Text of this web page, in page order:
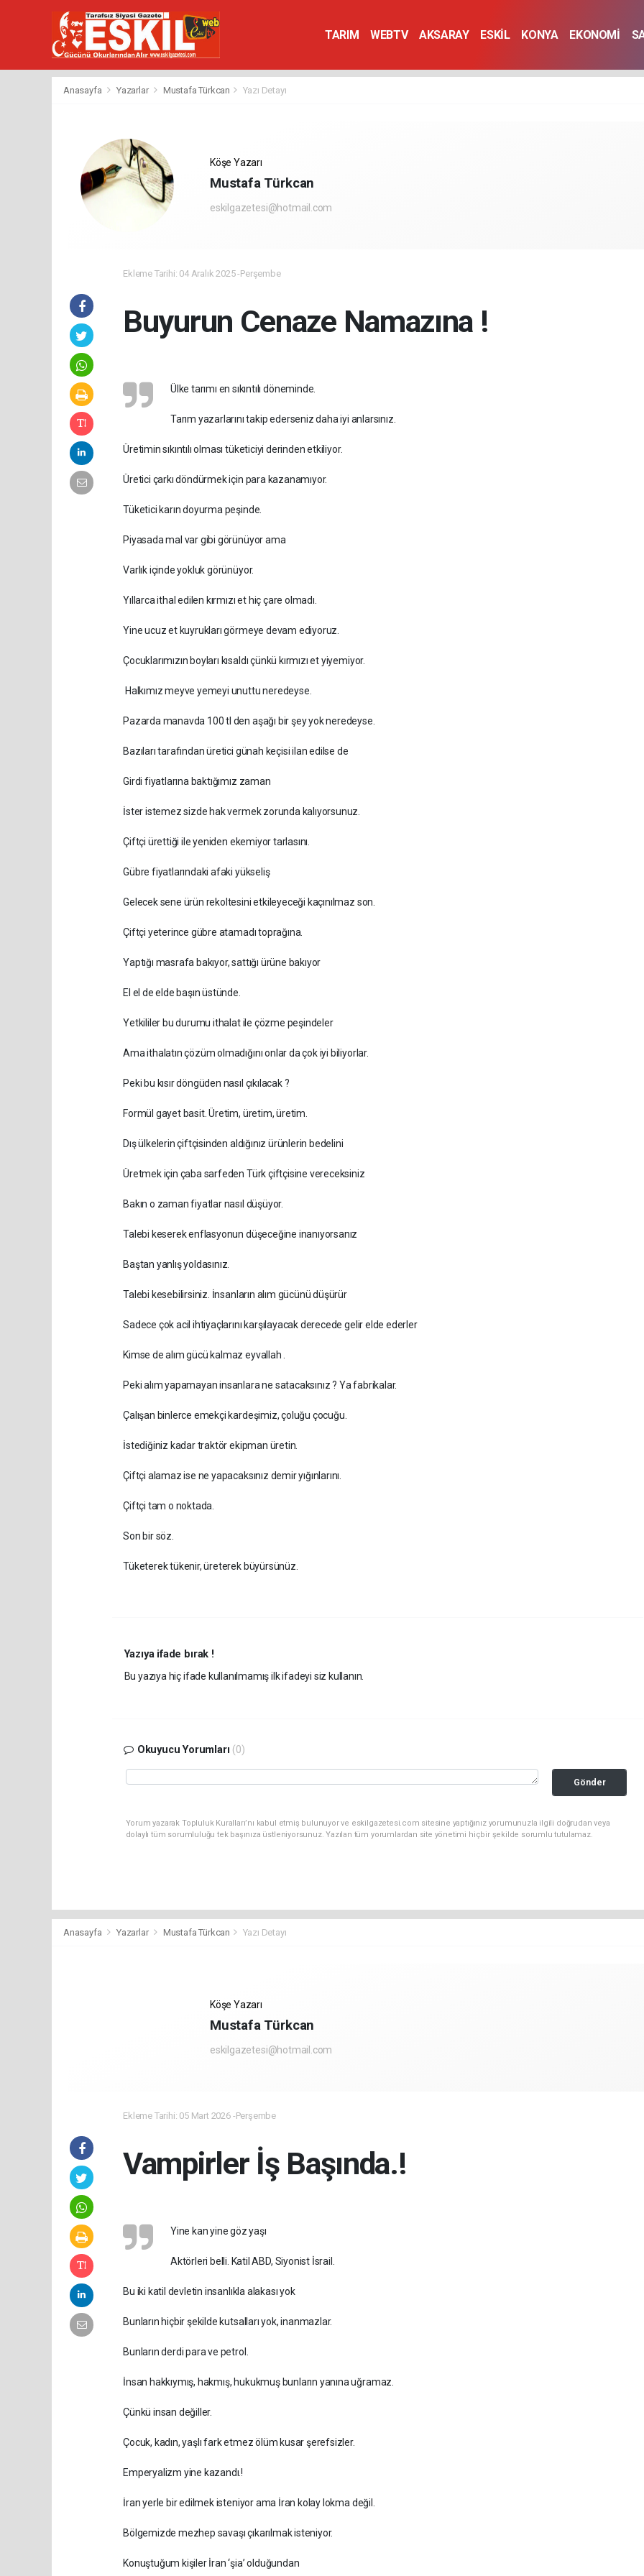
TARIM WEBTV AKSARAY ESKİL KONYA EKONOMİ
Anasayfa Yazarlar Mustafa Türkcan Yazı Detayı
Köşe Yazarı
Mustafa Türkcan
eskilgazetesi@hotmail.com
Ekleme Tarihi: 04 Aralık 2025 -Perşembe
Buyurun Cenaze Namazına !
Ülke tarımı en sıkıntılı döneminde.
Tarım yazarlarını takip ederseniz daha iyi anlarsınız.
Üretimin sıkıntılı olması tüketiciyi derinden etkiliyor.
Üretici çarkı döndürmek için para kazanamıyor.
Tüketici karın doyurma peşinde.
Piyasada mal var gibi görünüyor ama
Varlık içinde yokluk görünüyor.
Yıllarca ithal edilen kırmızı et hiç çare olmadı.
Yine ucuz et kuyrukları görmeye devam ediyoruz.
Çocuklarımızın boyları kısaldı çünkü kırmızı et yiyemiyor.
Halkımız meyve yemeyi unuttu neredeyse.
Pazarda manavda 100 tl den aşağı bir şey yok neredeyse.
Bazıları tarafından üretici günah keçisi ilan edilse de
Girdi fiyatlarına baktığımız zaman
İster istemez sizde hak vermek zorunda kalıyorsunuz.
Çiftçi ürettiği ile yeniden ekemiyor tarlasını.
Gübre fiyatlarındaki afaki yükseliş
Gelecek sene ürün rekoltesini etkileyeceği kaçınılmaz son.
Çiftçi yeterince gübre atamadı toprağına.
Yaptığı masrafa bakıyor, sattığı ürüne bakıyor
El el de elde başın üstünde.
Yetkililer bu durumu ithalat ile çözme peşindeler
Ama ithalatın çözüm olmadığını onlar da çok iyi biliyorlar.
Peki bu kısır döngüden nasıl çıkılacak ?
Formül gayet basit. Üretim, üretim, üretim.
Dış ülkelerin çiftçisinden aldığınız ürünlerin bedelini
Üretmek için çaba sarfeden Türk çiftçisine vereceksiniz
Bakın o zaman fiyatlar nasıl düşüyor.
Talebi keserek enflasyonun düşeceğine inanıyorsanız
Baştan yanlış yoldasınız.
Talebi kesebilirsiniz. İnsanların alım gücünü düşürür
Sadece çok acil ihtiyaçlarını karşılayacak derecede gelir elde ederler
Kimse de alım gücü kalmaz eyvallah .
Peki alım yapamayan insanlara ne satacaksınız ? Ya fabrikalar.
Çalışan binlerce emekçi kardeşimiz, çoluğu çocuğu.
İstediğiniz kadar traktör ekipman üretin.
Çiftçi alamaz ise ne yapacaksınız demir yığınlarını.
Çiftçi tam o noktada.
Son bir söz.
Tüketerek tükenir, üreterek büyürsünüz.
Yazıya ifade bırak !
Bu yazıya hiç ifade kullanılmamış ilk ifadeyi siz kullanın.
Okuyucu Yorumları (0)
Gönder
Yorum yazarak Topluluk Kuralları’nı kabul etmiş bulunuyor ve eskilgazetesi.com sitesine yaptığınız yorumunuzla ilgili doğrudan veya
dolaylı tüm sorumluluğu tek başınıza üstleniyorsunuz. Yazılan tüm yorumlardan site yönetimi hiçbir şekilde sorumlu tutulamaz.
Anasayfa Yazarlar Mustafa Türkcan Yazı Detayı
Köşe Yazarı
Mustafa Türkcan
eskilgazetesi@hotmail.com
Ekleme Tarihi: 05 Mart 2026 -Perşembe
Vampirler İş Başında.!
Yine kan yine göz yaşı
Aktörleri belli. Katil ABD, Siyonist İsrail.
Bu iki katil devletin insanlıkla alakası yok
Bunların hiçbir şekilde kutsalları yok, inanmazlar.
Bunların derdi para ve petrol.
İnsan hakkıymış, hakmış, hukukmuş bunların yanına uğramaz.
Çünkü insan değiller.
Çocuk, kadın, yaşlı fark etmez ölüm kusar şerefsizler.
Emperyalizm yine kazandı.!
İran yerle bir edilmek isteniyor ama İran kolay lokma değil.
Bölgemizde mezhep savaşı çıkarılmak isteniyor.
Konuştuğum kişiler İran ‘şia’ olduğundan